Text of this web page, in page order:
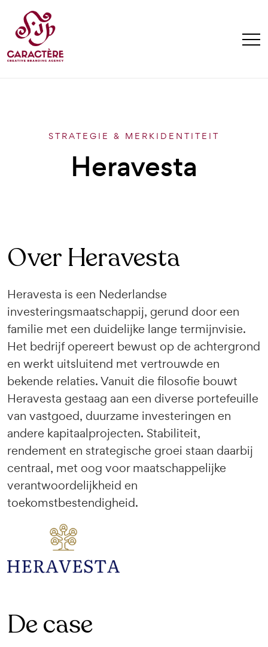
STRATEGIE & MERKIDENTITEIT
Heravesta
Over Heravesta
Heravesta is een Nederlandse
investeringsmaatschappij, gerund door een
familie met een duidelijke lange termijnvisie.
Het bedrijf opereert bewust op de achtergrond
en werkt uitsluitend met vertrouwde en
bekende relaties. Vanuit die filosofie bouwt
Heravesta gestaag aan een diverse portefeuille
van vastgoed, duurzame investeringen en
andere kapitaalprojecten. Stabiliteit,
rendement en strategische groei staan daarbij
centraal, met oog voor maatschappelijke
verantwoordelijkheid en
toekomstbestendigheid.
De case